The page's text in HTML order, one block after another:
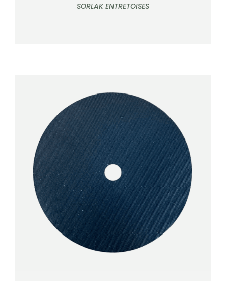
SORLAK ENTRETOISES
DÉTAILS